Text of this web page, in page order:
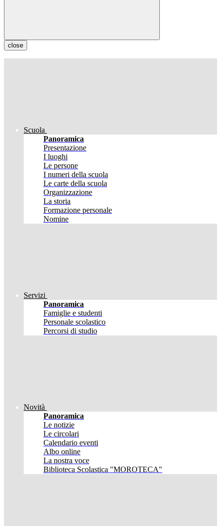
close
Scuola
Panoramica
Presentazione
I luoghi
Le persone
I numeri della scuola
Le carte della scuola
Organizzazione
La storia
Formazione personale
Nomine
Servizi
Panoramica
Famiglie e studenti
Personale scolastico
Percorsi di studio
Novità
Panoramica
Le notizie
Le circolari
Calendario eventi
Albo online
La nostra voce
Biblioteca Scolastica "MOROTECA"